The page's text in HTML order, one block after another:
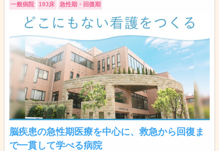
一般病院 193床 急性期・回復期
脳疾患の急性期医療を中心に、救急から回復ま
で一貫して学べる病院